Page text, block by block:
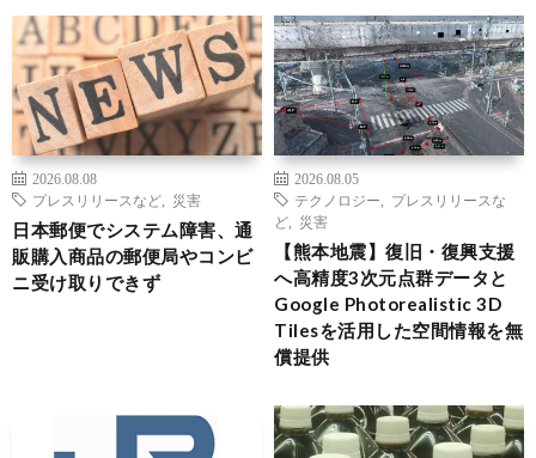
2026.08.08
プレスリリースなど
災害
日本郵便でシステム障害、通
販購入商品の郵便局やコンビ
ニ受け取りできず
2026.08.05
テクノロジー
プレスリリースな
ど
災害
【熊本地震】復旧・復興支援
へ高精度3次元点群データと
Google Photorealistic 3D
Tilesを活用した空間情報を無
償提供